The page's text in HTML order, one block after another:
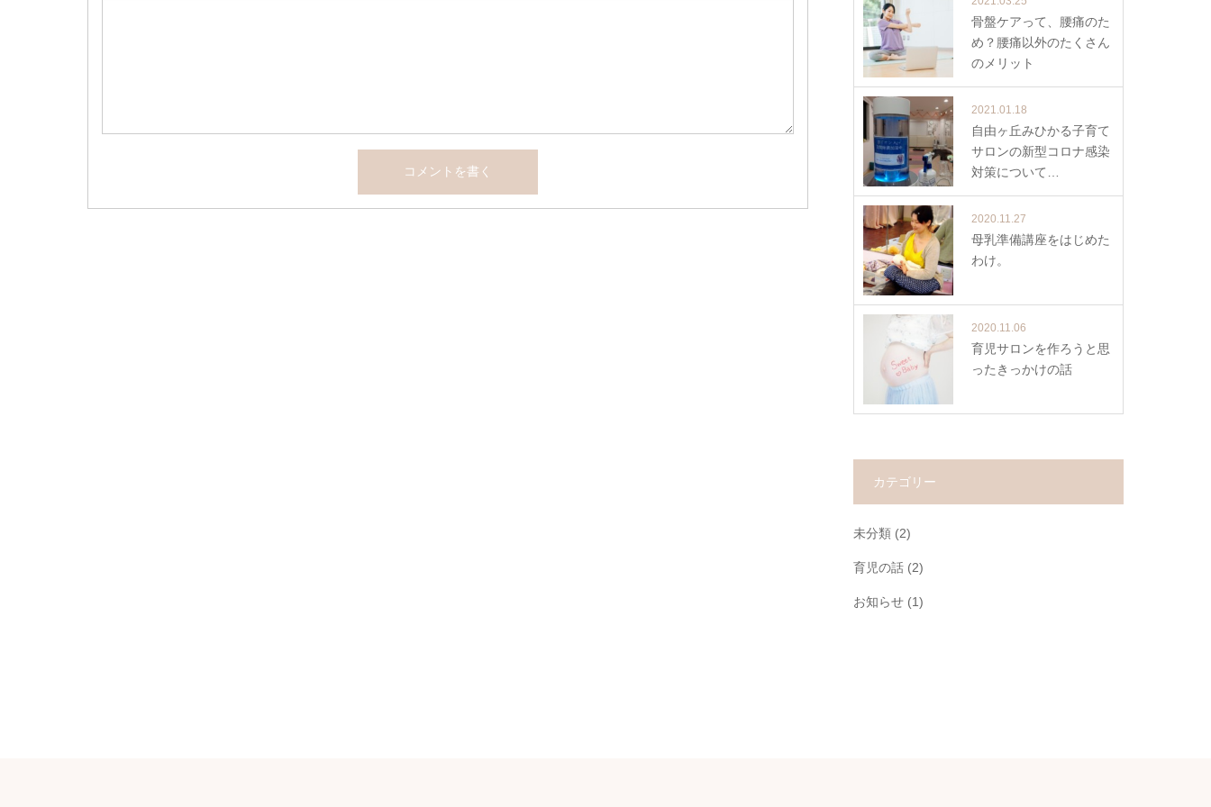
骨盤ケアって、腰痛のた
め？腰痛以外のたくさん
のメリット
2021.01.18
自由ヶ丘みひかる子育て
サロンの新型コロナ感染
対策について…
2020.11.27
母乳準備講座をはじめた
わけ。
2020.11.06
育児サロンを作ろうと思
ったきっかけの話
カテゴリー
未分類 (2)
育児の話 (2)
お知らせ (1)